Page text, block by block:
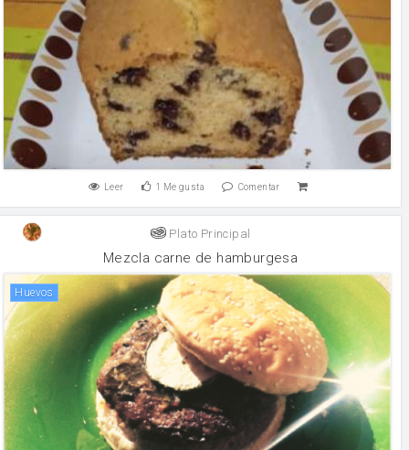
Leer 1 Me gusta Comentar
Plato Principal
Mezcla carne de hamburgesa
huevos